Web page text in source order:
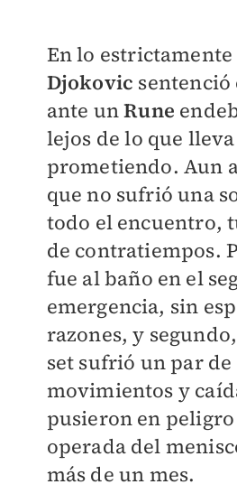
En lo
Djokovic sentenció
ante unRune
lejos de lo que
prometiendo. Aun
que no sufrió una
todo el encuentro,
de contratiempos.
fue al baño en el
emergencia, sin
razones, y
set sufrió un par de
movimientos y
pusieron en
operada del
más de un mes.